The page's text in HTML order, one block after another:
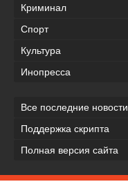
Криминал
Спорт
Культура
Инопресса
Все последние новости
Поддержка скрипта
Полная версия сайта